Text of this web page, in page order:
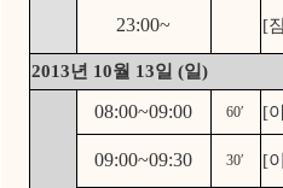
23:00~ [
2013년 10월 13일 (일)
08:00~09:00 60′ [
09:00~09:30 30′ [